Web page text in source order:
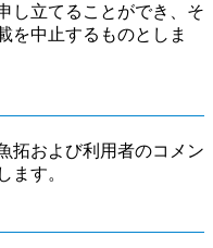
し立てることができ、そ
を中止するものとしま
拓および利用者のコメン
ます。